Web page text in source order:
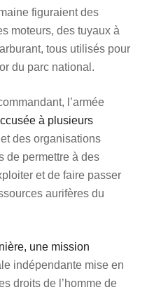
figuraient des
moteurs, des tuyaux à
tous utilisés pour
du parc national.
l’armée
à plusieurs
des organisations
de permettre à des
et de faire passer
aurifères du
une mission
indépendante mise en
droits de l’homme de